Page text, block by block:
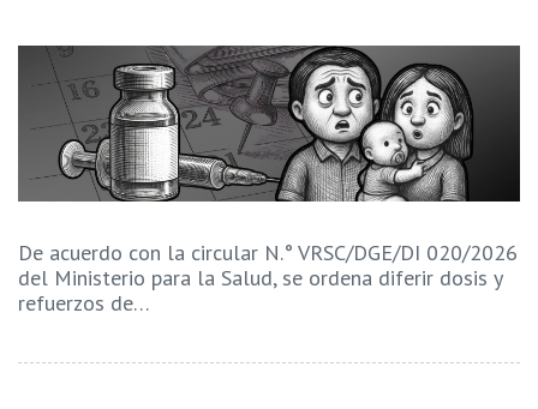
De acuerdo con la circular N.° VRSC/DGE/DI 020/2026
del Ministerio para la Salud, se ordena diferir dosis y
refuerzos de…